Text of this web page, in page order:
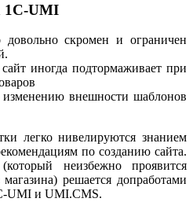
1С-UMI
довольно скромен и ограничен
иногда подтормаживает при
внешности шаблонов
легко нивелируются знанием
по созданию сайта.
неизбежно проявится
решается допработами
UMI и UMI.CMS.